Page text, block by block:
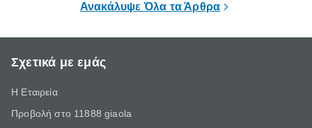
Ανακάλυψε Όλα τα Άρθρα
Σχετικά με εμάς
Η Εταιρεία
Προβολή στο 11888 giaola